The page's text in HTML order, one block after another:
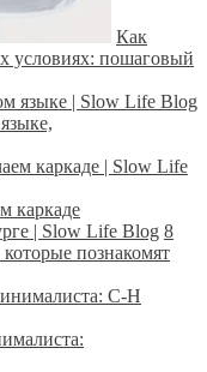
Как
условиях: пошаговый
каркаде
8
познакомят